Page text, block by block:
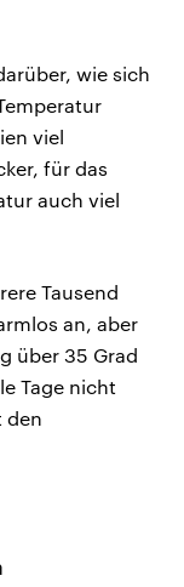
wie sich
viel
für das
auch viel
Tausend
an, aber
über 35 Grad
Tage nicht
den